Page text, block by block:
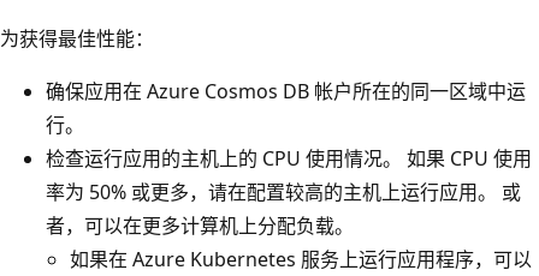
为获得最佳性能：
确保应用在 Azure Cosmos DB 帐户所在的同一区域中运
行。
检查运行应用的主机上的 CPU 使用情况。 如果 CPU 使用
率为 50% 或更多，请在配置较高的主机上运行应用。 或
者，可以在更多计算机上分配负载。
如果在 Azure Kubernetes 服务上运行应用程序，可以